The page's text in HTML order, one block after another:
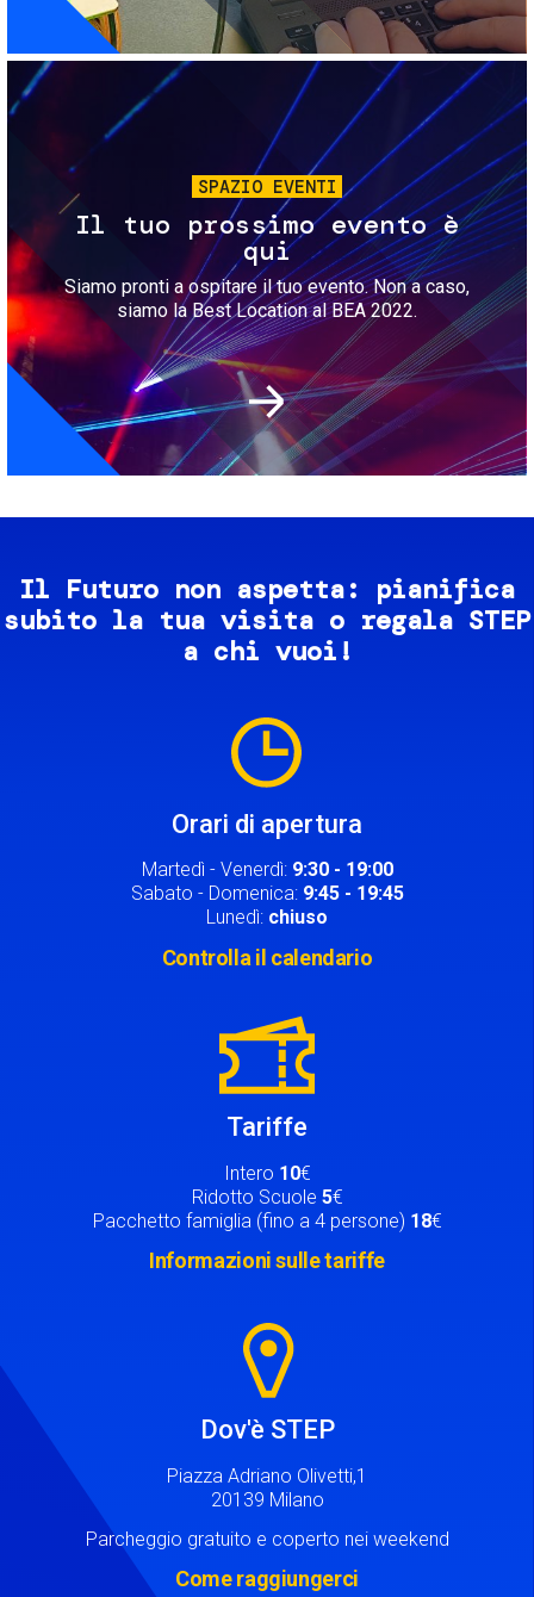
Immagine
SPAZIO EVENTI
Il tuo prossimo evento è
qui
Siamo pronti a ospitare il tuo evento. Non a caso,
siamo la Best Location al BEA 2022.
Il Futuro non aspetta: pianifica
subito la tua visita o regala STEP
a chi vuoi!
Orari di apertura
Martedì - Venerdì: 9:30 - 19:00
Sabato - Domenica: 9:45 - 19:45
Lunedì: chiuso
Controlla il calendario
Tariffe
Intero 10€
Ridotto Scuole 5€
Pacchetto famiglia (fino a 4 persone) 18€
Informazioni sulle tariffe
Dov'è STEP
Piazza Adriano Olivetti,1
20139 Milano
Parcheggio gratuito e coperto nei weekend
Come raggiungerci